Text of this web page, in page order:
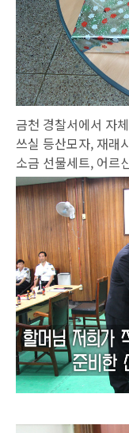
금천 경찰서에서 자
쓰실 등산모자, 재래
소금 선물세트, 어르